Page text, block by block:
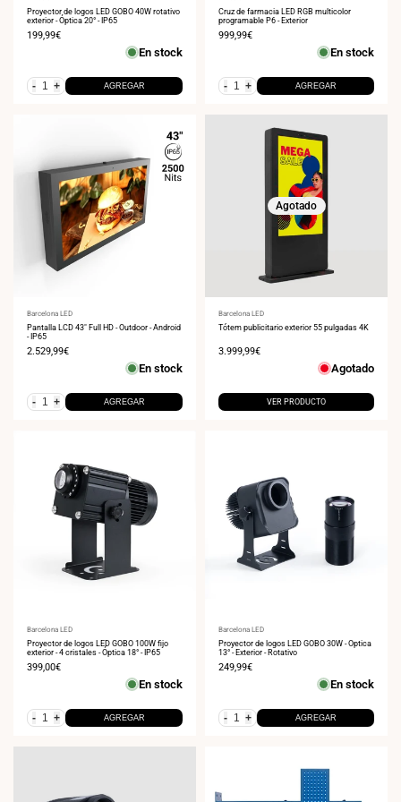
Proyector de logos LED GOBO 40W rotativo
exterior - Óptica 20° - IP65
Precio
199,99€
En stock
- + AGREGAR
Cruz de farmacia LED RGB multicolor
programable P6 - Exterior
Precio
999,99€
En stock
- + AGREGAR
Proveedor:
Barcelona LED
Pantalla LCD 43" Full HD - Outdoor - Android
- IP65
Precio
2.529,99€
En stock
- + AGREGAR
Agotado
Proveedor:
Barcelona LED
Tótem publicitario exterior 55 pulgadas 4K
Precio
3.999,99€
Agotado
VER PRODUCTO
Proveedor:
Barcelona LED
Proyector de logos LED GOBO 100W fijo
exterior - 4 cristales - Óptica 18° - IP65
Precio
399,00€
En stock
- + AGREGAR
Proveedor:
Barcelona LED
Proyector de logos LED GOBO 30W - Óptica
13° - Exterior - Rotativo
Precio
249,99€
En stock
- + AGREGAR